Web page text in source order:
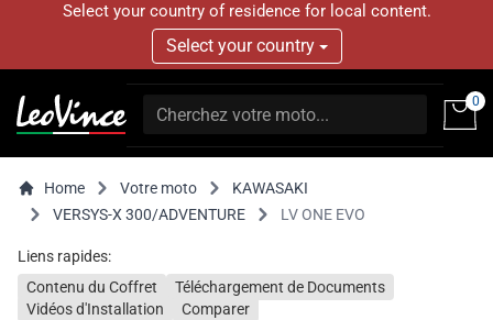
Select your country of residence for local content.
Select your country
0
Home Votre moto
KAWASAKI
VERSYS-X 300/ADVENTURE
LV ONE EVO
Liens rapides:
Contenu du Coffret
Téléchargement de Documents
Vidéos d'Installation
Comparer